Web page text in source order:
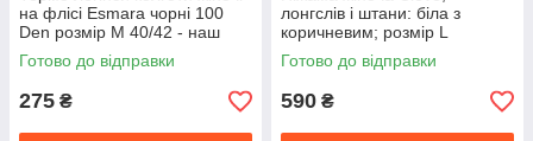
на флісі Esmara чорні 100
Den розмір M 40/42 - наш
46/48 - ОС≈100-105
Готово до відправки
275 ₴
лонгслів і штани: біла з
коричневим; розмір L
Готово до відправки
590 ₴